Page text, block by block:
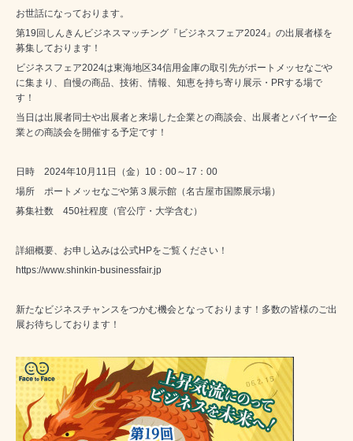
お世話になっております。
第19回しんきんビジネスマッチング『ビジネスフェア2024』の出展者様を
募集しております！
ビジネスフェア2024は東海地区34信用金庫の取引先がポートメッセなごや
に集まり、自慢の商品、技術、情報、知恵を持ち寄り展示・PRする場で
す！
当日は出展者同士や出展者と来場した企業との商談会、出展者とバイヤー企
業との商談会を開催する予定です！
日時 2024年10月11日（金）10：00～17：00
場所 ポートメッセなごや第３展示館（名古屋市国際展示場）
募集社数 450社程度（官公庁・大学含む）
詳細概要、お申し込みは公式HPをご覧ください！
https://www.shinkin-businessfair.jp
新たなビジネスチャンスをつかむ機会となっております！多数の皆様のご出
展お待ちしております！